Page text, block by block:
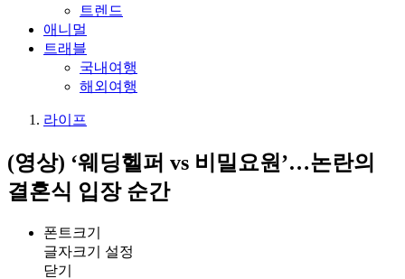
트렌드
애니멀
트래블
국내여행
해외여행
라이프
(영상) ‘웨딩헬퍼 vs 비밀요원’…논란의
결혼식 입장 순간
폰트크기
글자크기 설정
닫기